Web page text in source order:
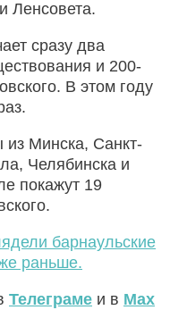
Ленсовета.
сразу два
и 200-
В этом году
из Минска, Санкт-
Челябинска и
покажут 19
барнаульские
раньше.
Телеграме и в Max